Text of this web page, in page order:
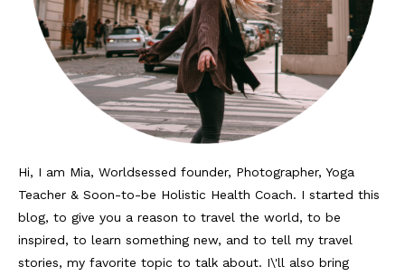
Hi, I am Mia, Worldsessed founder, Photographer, Yoga
Teacher & Soon-to-be Holistic Health Coach. I started this
blog, to give you a reason to travel the world, to be
inspired, to learn something new, and to tell my travel
stories, my favorite topic to talk about. I\'ll also bring